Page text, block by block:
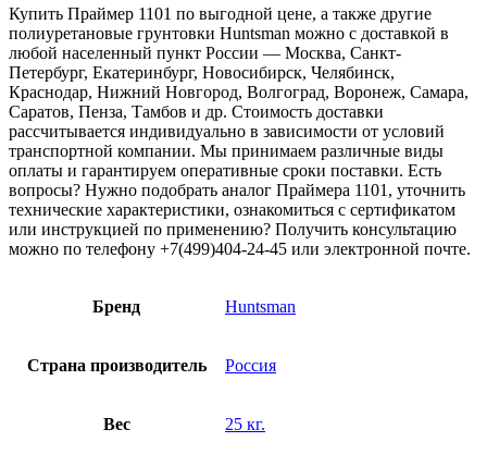
Купить Праймер 1101 по выгодной цене, а также другие
полиуретановые грунтовки Huntsman можно с доставкой в
любой населенный пункт России — Москва, Санкт-
Петербург, Екатеринбург, Новосибирск, Челябинск,
Краснодар, Нижний Новгород, Волгоград, Воронеж, Самара,
Саратов, Пенза, Тамбов и др. Стоимость доставки
рассчитывается индивидуально в зависимости от условий
транспортной компании. Мы принимаем различные виды
оплаты и гарантируем оперативные сроки поставки. Есть
вопросы? Нужно подобрать аналог Праймера 1101, уточнить
технические характеристики, ознакомиться с сертификатом
или инструкцией по применению? Получить консультацию
можно по телефону +7(499)404-24-45 или электронной почте.
Бренд Huntsman
Страна производитель Россия
Вес 25 кг.